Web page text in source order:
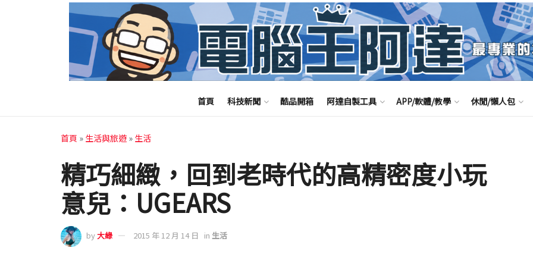
首頁 科技新聞 酷品開箱 阿達自製工具 APP/軟體/教學 休閒/懶人包
首頁 » 生活與旅遊 » 生活
精巧細緻，回到老時代的高精密度小玩
意兒：UGEARS
by大綠 2015 年 12 月 14 日 in 生活